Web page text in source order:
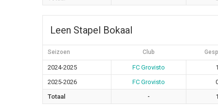
Leen Stapel Bokaal
Seizoen Club
2024-2025 FC Grovisto 1
2025-2026
FC Grovisto
Totaal
- 1